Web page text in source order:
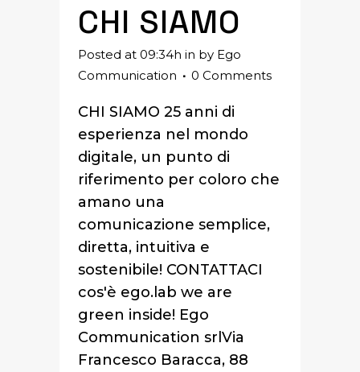
CHI SIAMO
Posted at 09:34h in by Ego
Communication
0 Comments
CHI SIAMO 25 anni di
esperienza nel mondo
digitale, un punto di
riferimento per coloro che
amano una
comunicazione semplice,
diretta, intuitiva e
sostenibile! CONTATTACI
cos'è ego.lab we are
green inside! Ego
Communication srlVia
Francesco Baracca, 88